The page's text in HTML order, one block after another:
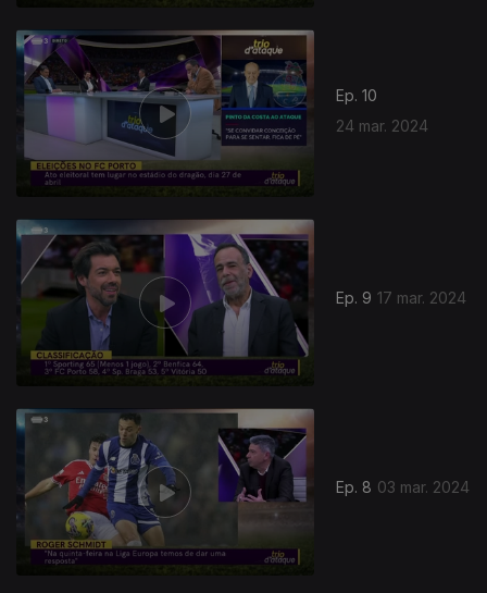
Ep. 10
24 mar. 2024
Ep. 9 17 mar. 2024
Ep. 8 03 mar. 2024